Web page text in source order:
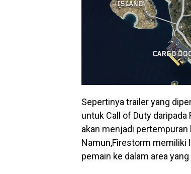
Sepertinya trailer yang
untuk Call of Duty
akan menjadi pertempuran
Namun,Firestorm memiliki
pemain ke dalam area